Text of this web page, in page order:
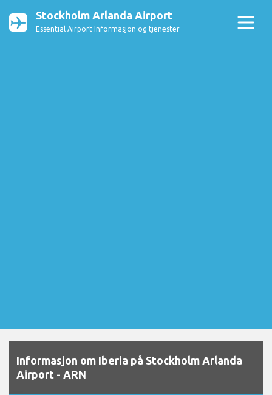
Stockholm Arlanda Airport
Essential Airport Informasjon og tjenester
Informasjon om Iberia på Stockholm Arlanda
Airport - ARN